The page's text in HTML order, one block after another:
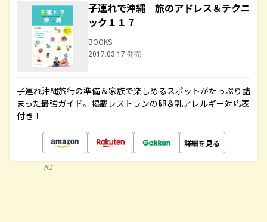
子連れで沖縄 旅のアドレス＆テクニ
ック１１７
BOOKS
2017.03.17 発売
子連れ沖縄旅行の準備＆家族で楽しめるスポットがたっぷり詰
まった最強ガイド。掲載レストランの卵＆乳アレルギー対応表
付き！
詳細を見る
AD